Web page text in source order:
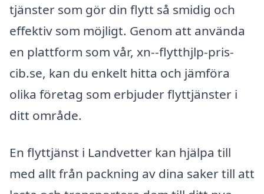
tjänster som gör din flytt så smidig och
effektiv som möjligt. Genom att använda
en plattform som vår, xn--flytthjlp-pris-
cib.se, kan du enkelt hitta och jämföra
olika företag som erbjuder flyttjänster i
ditt område.
En flyttjänst i Landvetter kan hjälpa till
med allt från packning av dina saker till att